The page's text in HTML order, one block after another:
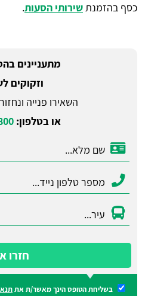
כסף בהזמנתשירותי הסעות.
מתעניינים
וזקוקים
השאירו פנייה
או בטלפון:
חזרו
בשליחת הטופס הינך מאשר/ת את